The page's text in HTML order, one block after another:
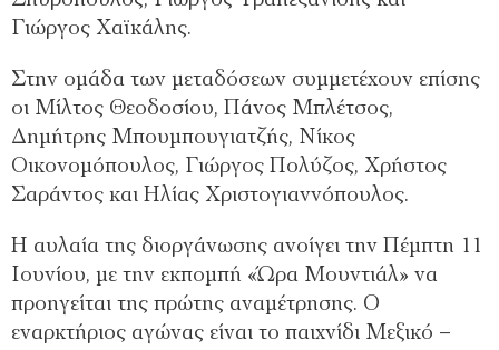
Γιώργος Χαϊκάλης.
Στην ομάδα των μεταδόσεων συμμετέχουν επίσης
οι Μίλτος Θεοδοσίου, Πάνος Μπλέτσος,
Δημήτρης Μπουμπουγιατζής, Νίκος
Οικονομόπουλος, Γιώργος Πολύζος, Χρήστος
Σαράντος και Ηλίας Χριστογιαννόπουλος.
Η αυλαία της διοργάνωσης ανοίγει την Πέμπτη 11
Ιουνίου, με την εκπομπή «Ώρα Μουντιάλ» να
προηγείται της πρώτης αναμέτρησης. Ο
εναρκτήριος αγώνας είναι το παιχνίδι Μεξικό –